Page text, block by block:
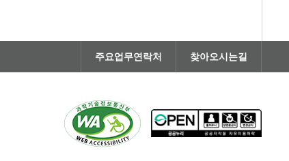
주요업무연락처 찾아오시는길